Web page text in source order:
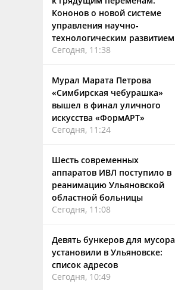
Кононов о новой системе
управления научно-
технологическим развитием
Сегодня, 11:38
Мурал Марата Петрова
«Симбирская чебурашка»
вышел в финал уличного
искусства «ФормАРТ»
Сегодня, 11:24
Шесть современных
аппаратов ИВЛ поступило в
реанимацию Ульяновской
областной больницы
Сегодня, 11:08
Девять бункеров для мусора
установили в Ульяновске:
список адресов
Сегодня, 10:49